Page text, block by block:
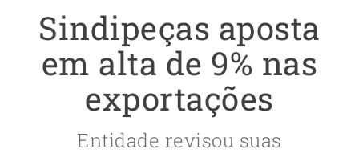
Sindipeças aposta
em alta de 9% nas
exportações
Entidade revisou suas